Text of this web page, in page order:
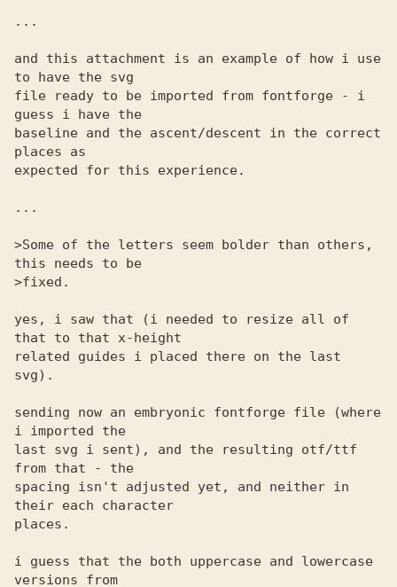
...
and this attachment is an example of how i use
to have the svg
file ready to be imported from fontforge - i
guess i have the
baseline and the ascent/descent in the correct
places as
expected for this experience.
...
>Some of the letters seem bolder than others,
this needs to be
>fixed.
yes, i saw that (i needed to resize all of
that to that x-height
related guides i placed there on the last
svg).
sending now an embryonic fontforge file (where
i imported the
last svg i sent), and the resulting otf/ttf
from that - the
spacing isn't adjusted yet, and neither in
their each character
places.
i guess that the both uppercase and lowercase
versions from